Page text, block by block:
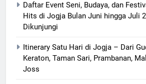
Daftar Event Seni, Budaya, dan
Hits di Jogja Bulan Juni hingga Juli
Dikunjungi
Itinerary Satu Hari di Jogja – Dari
Keraton, Taman Sari, Prambanan,
Joss